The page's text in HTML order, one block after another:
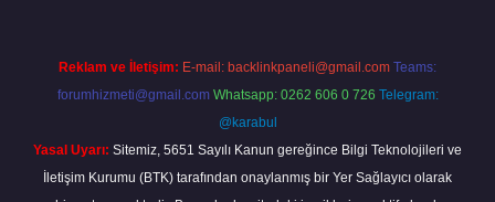
Reklam ve İletişim: E-mail: backlinkpaneli@gmail.com Teams:
forumhizmeti@gmail.com Whatsapp: 0262 606 0 726 Telegram:
@karabul
Yasal Uyarı: Sitemiz, 5651 Sayılı Kanun gereğince Bilgi Teknolojileri ve
İletişim Kurumu (BTK) tarafından onaylanmış bir Yer Sağlayıcı olarak